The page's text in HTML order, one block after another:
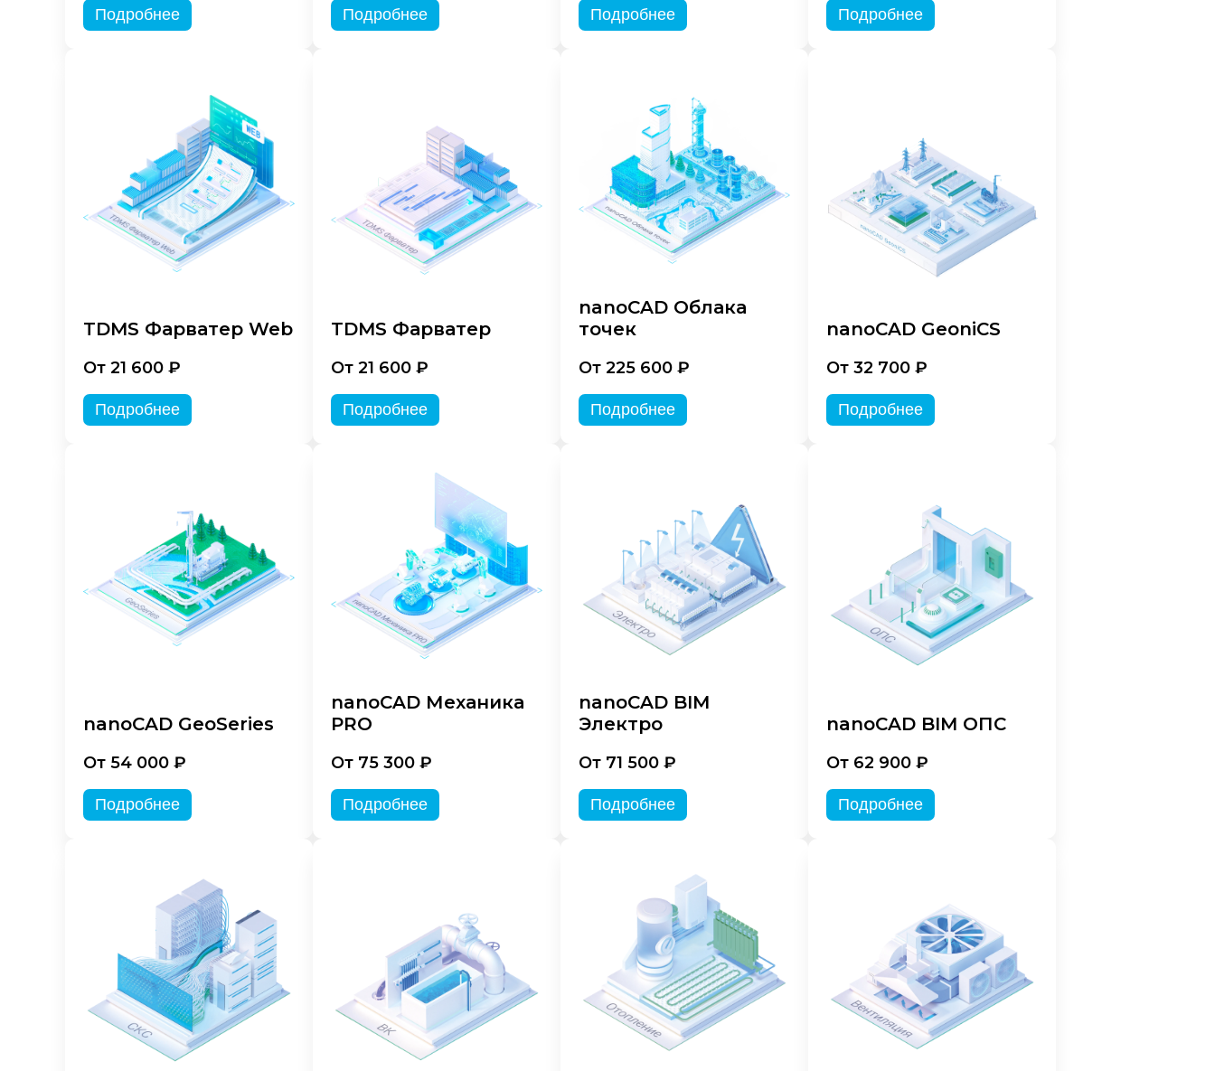
Подробнее Подробнее Подробнее Подробнее
TDMS Фарватер Web
От 21 600 ₽
Подробнее
TDMS Фарватер
От 21 600 ₽
Подробнее
nanoCAD Облака
точек
От 225 600 ₽
Подробнее
nanoCAD GeoniCS
От 32 700 ₽
Подробнее
nanoCAD GeoSeries
От 54 000 ₽
Подробнее
nanoCAD Механика
PRO
От 75 300 ₽
Подробнее
nanoCAD BIM
Электро
От 71 500 ₽
Подробнее
nanoCAD BIM ОПС
От 62 900 ₽
Подробнее